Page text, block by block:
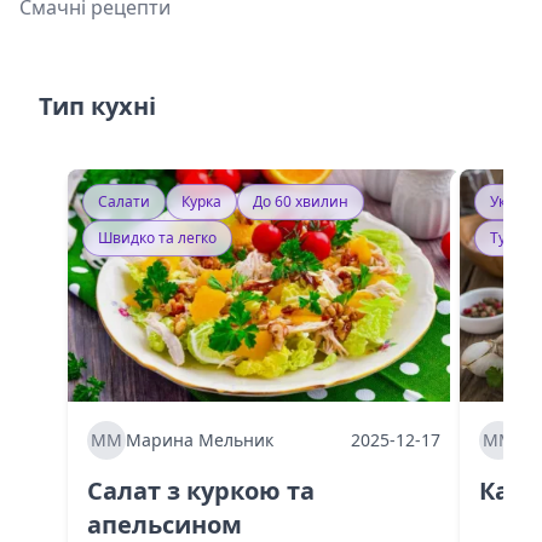
Смачні рецепти
Тип кухні
Салати Курка
До 60 хвилин
Швидко та легко
ММ Марина Мельник 2025-12-17
Салат з куркою та
апельсином
ММ